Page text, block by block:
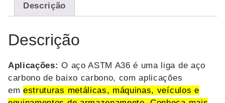
Descrição
Descrição
Aplicações:O aço ASTM A36 é uma liga de aço
carbono de baixo carbono, com aplicações
emestruturas metálicas, máquinas, veículos e